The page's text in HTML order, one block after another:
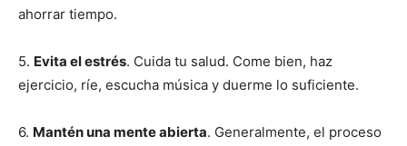
ahorrar tiempo.
5. Evita el estrés. Cuida tu salud. Come bien, haz
ejercicio, ríe, escucha música y duerme lo suficiente.
6. Mantén una mente abierta. Generalmente, el proceso